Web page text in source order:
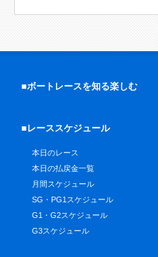
■ボートレースを知る楽しむ
■レーススケジュール
本日のレース
本日の払戻金一覧
月間スケジュール
SG・PG1スケジュール
G1・G2スケジュール
G3スケジュール